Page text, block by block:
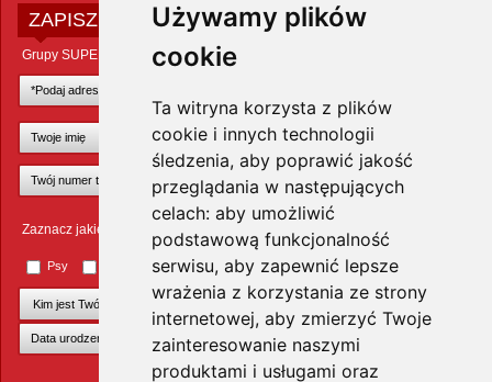
Używamy plików
cookie
Ta witryna korzysta z plików
cookie i innych technologii
śledzenia, aby poprawić jakość
przeglądania w następujących
celach: aby umożliwić
podstawową funkcjonalność
serwisu, aby zapewnić lepsze
wrażenia z korzystania ze strony
internetowej, aby zmierzyć Twoje
zainteresowanie naszymi
produktami i usługami oraz
ZAPISZ SIĘ DO NEWSLETTERA
Grupy SUPER ZOO POLAND Sp. z o.o.
Zaznacz jakie zwierzęta Cię interesują
Psy Małe ssaki Ptaki Inne zwierzęta
+Dodaj kolejnego pupila